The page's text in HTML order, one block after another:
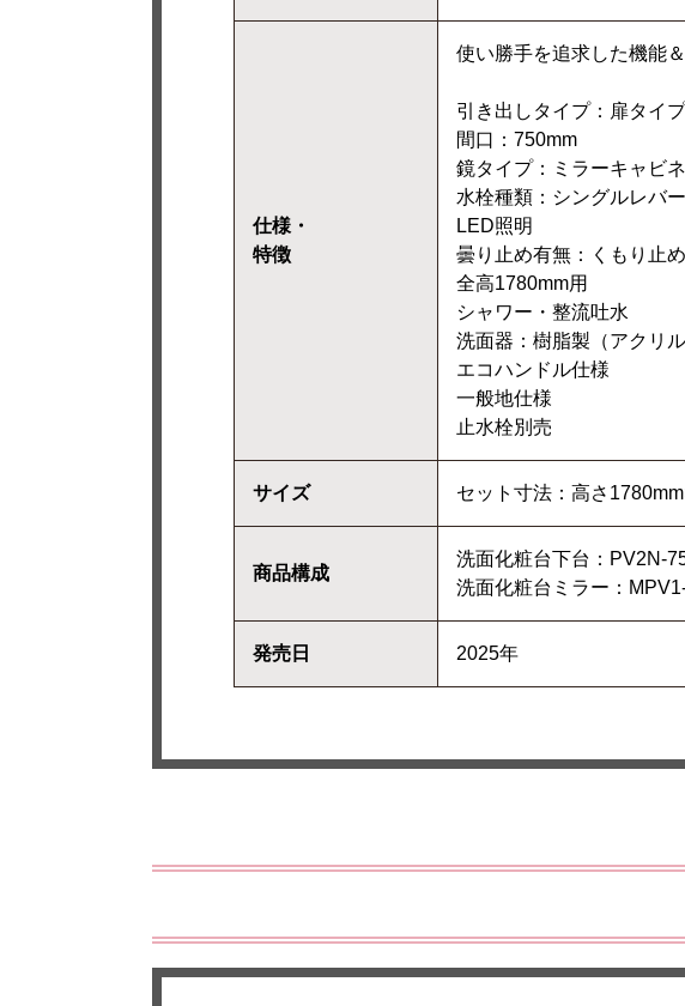
仕様・
特徴
使い勝手を追求した機能
引き出しタイプ：扉タイプ
間口：750mm
鏡タイプ：ミラーキャビ
水栓種類：シングルレバ
LED照明
曇り止め有無：くもり止
全高1780mm用
シャワー・整流吐水
洗面器：樹脂製（アクリ
エコハンドル仕様
一般地仕様
止水栓別売
サイズ セット寸法：高さ
商品構成
洗面化粧台下台：PV2N-
洗面化粧台ミラー：
発売日 2025年